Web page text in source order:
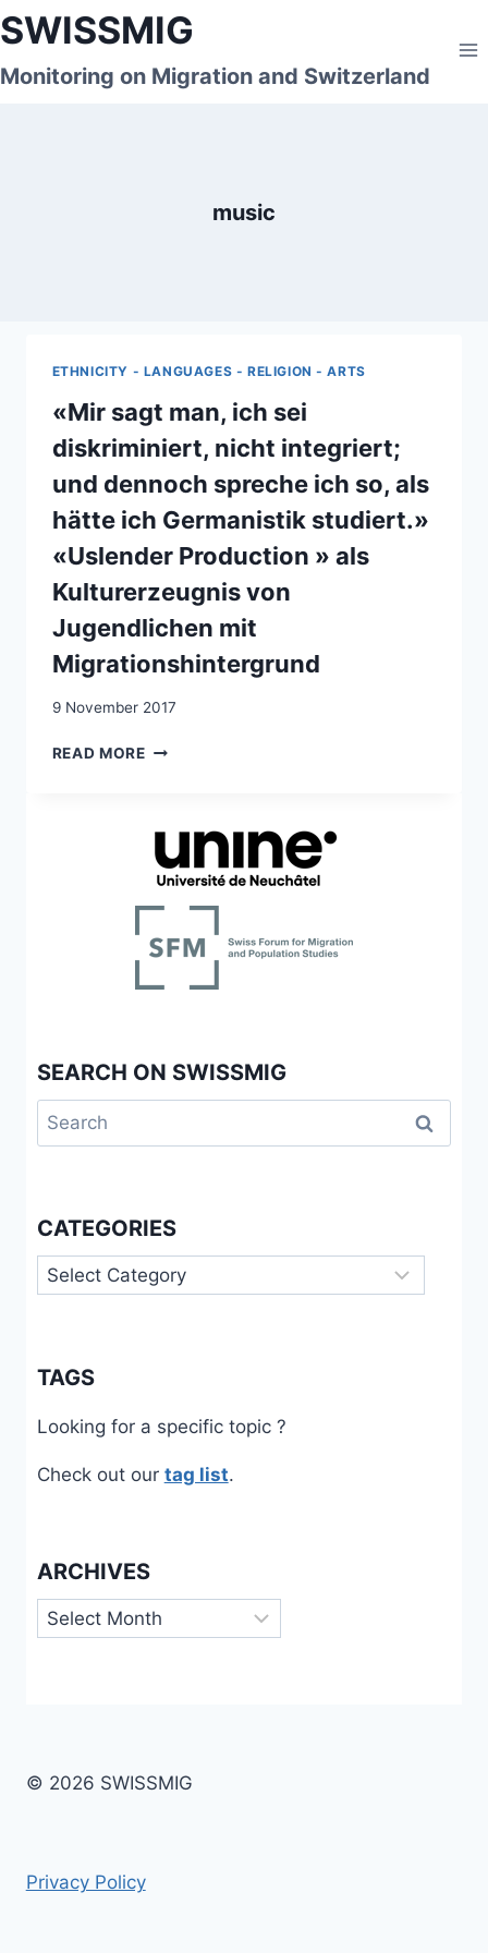
Skip
to
content
SWISSMIG
Monitoring on Migration and Switzerland
music
ETHNICITY - LANGUAGES - RELIGION - ARTS
«Mir sagt man, ich sei
diskriminiert, nicht integriert;
und dennoch spreche ich so, als
hätte ich Germanistik studiert.»
«Uslender Production » als
Kulturerzeugnis von
Jugendlichen mit
Migrationshintergrund
9 November 2017
READ MORE«MIR
DISKRIMINIERT,
NICHT
INTEGRIERT;
DENNOCH
HÄTTE
ALS
KULTURERZEUGNIS
VON
JUGENDLICHEN
SEARCH ON SWISSMIG
Search
for:
CATEGORIES
Categories
TAGS
Looking for a specific topic ?
Check out our tag list.
ARCHIVES
Archives
© 2026 SWISSMIG
Privacy Policy